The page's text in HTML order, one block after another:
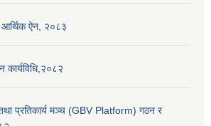
आर्थिक ऐन, २०८३
कार्यविधि,२०८२
प्रतिकार्य मञ्च (GBV Platform) गठन र